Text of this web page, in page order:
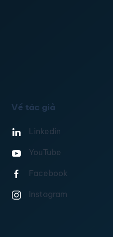
Về tác giả
Linkedin
YouTube
Facebook
Instagram